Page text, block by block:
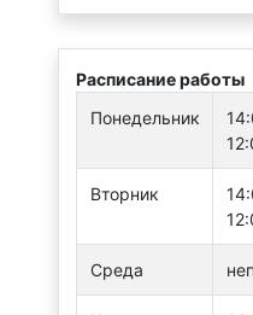
Расписание работы
Понедельник
Вторник
Среда